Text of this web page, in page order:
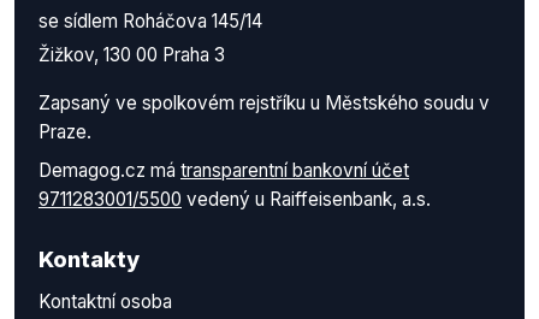
se sídlem Roháčova 145/14
Žižkov, 130 00 Praha 3
Zapsaný ve spolkovém rejstříku u Městského soudu v
Praze.
Demagog.cz má transparentní bankovní účet
9711283001/5500 vedený u Raiffeisenbank, a.s.
Kontakty
Kontaktní osoba